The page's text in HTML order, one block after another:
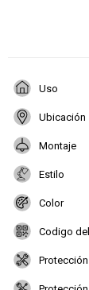
Uso
Ubicación
Montaje
Estilo
Color
Codigo
Protección